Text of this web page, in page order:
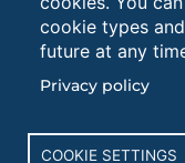
cookie types
future at any
Privacy policy
COOKIE SETTINGS
Università degli
servizioweb@unifg.it